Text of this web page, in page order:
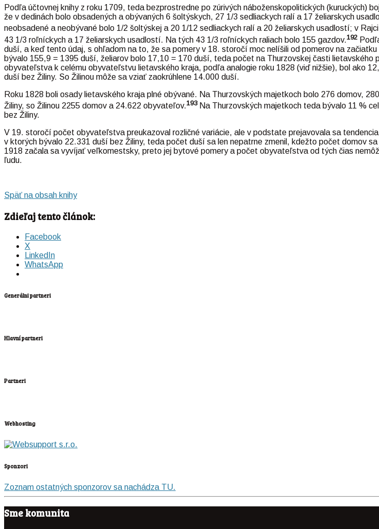
Podľa účtovnej knihy z roku 1709, teda bezprostredne po zúrivých náboženskopolitických (kuruckých)
že v dedinách bolo obsadených a obývaných 6 šoltýskych, 27 1/3 sedliackych ralí a 17 želiarskych
neobsadené a neobývané bolo 1/2 šoltýskej a 20 1/12 sedliackych ralí a 20 želiarskych usadlostí; v
43 1/3 roľníckych a 17 želiarskych usadlostí. Na tých 43 1/3 roľníckych raliach bolo 155 gazdov.192
duší, a keď tento údaj, s ohľadom na to, že sa pomery v 18. storočí moc nelíšili od pomerov na
bývalo 155,9 = 1395 duší, želiarov bolo 17,10 = 170 duší, teda počet na Thurzovskej časti
obyvateľstva k celému obyvateľstvu lietavského kraja, podľa analogie roku 1828 (viď nižšie), bol ako
duší bez Žiliny. So Žilinou môže sa vziať zaokrúhlene 14.000 duší.
Roku 1828 boli osady lietavského kraja plné obývané. Na Thurzovských majetkoch bolo 276 domov,
Žiliny, so Žilinou 2255 domov a 24.622 obyvateľov.193Na Thurzovských majetkoch teda bývalo 11 %
bez Žiliny.
V 19. storočí počet obyvateľstva preukazoval rozličné variácie, ale v podstate prejavovala sa
v ktorých bývalo 22.331 duší bez Žiliny, teda počet duší sa len nepatrne zmenil, kdežto počet domov
1918 začala sa vyvíjať veľkomestsky, preto jej bytové pomery a počet obyvateľstva od tých čias
ľudu.
Späť na obsah knihy
Zdieľaj tento článok:
Facebook
X
LinkedIn
WhatsApp
Generálni partneri
Hlavní partneri
Partneri
Webhosting
Sponzori
Zoznam ostatných sponzorov sa nachádza TU.
Sme komunita